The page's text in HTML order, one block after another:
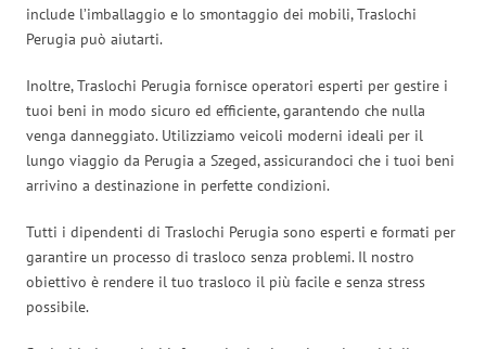
include l’imballaggio e lo smontaggio dei mobili, Traslochi
Perugia può aiutarti.
Inoltre, Traslochi Perugia fornisce operatori esperti per gestire i
tuoi beni in modo sicuro ed efficiente, garantendo che nulla
venga danneggiato. Utilizziamo veicoli moderni ideali per il
lungo viaggio da Perugia a Szeged, assicurandoci che i tuoi beni
arrivino a destinazione in perfette condizioni.
Tutti i dipendenti di Traslochi Perugia sono esperti e formati per
garantire un processo di trasloco senza problemi. Il nostro
obiettivo è rendere il tuo trasloco il più facile e senza stress
possibile.